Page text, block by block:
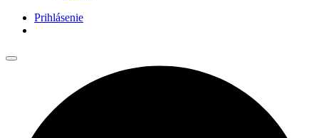
Prihlásenie